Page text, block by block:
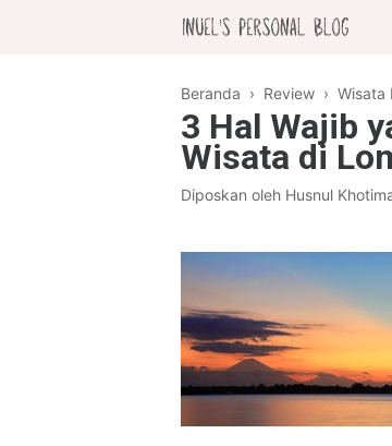
Beranda › Review › Wisata
3 Hal Wajib
Wisata di
Diposkan oleh Husnul